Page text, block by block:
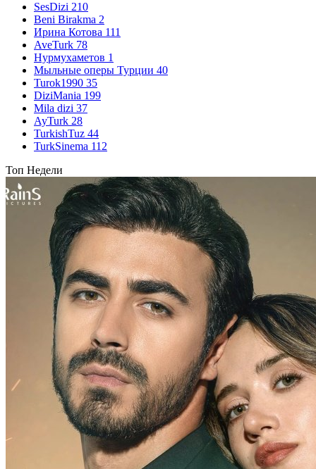
SesDizi 210
Beni Birakma 2
Ирина Котова 111
AveTurk 78
Нурмухаметов 1
Мыльные оперы Турции 40
Turok1990 35
DiziMania 199
Mila dizi 37
AyTurk 28
TurkishTuz 44
TurkSinema 112
Топ Недели